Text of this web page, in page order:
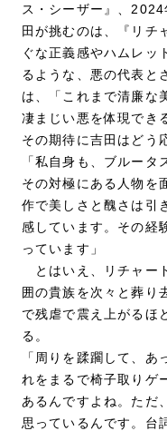
ス・シーザー』、
田が挑むのは、『リチ
ぐな正義感やハムレッ
るような、悪の代表と
は、「これまで清廉な
凄まじい悪を体現でき
その期待に吉田はどう
「私自身も、ブルータ
その対極にある人物を
作で美しさと醜さは引
感しています。その経
っています」
とはいえ、リチャー
囲の貴族を次々と葬り
で残虐で震え上がるほ
る。
「周りを蹂躙して、
れをまるで椅子取りゲ
あるんですよね。ただ
思っているんです。台